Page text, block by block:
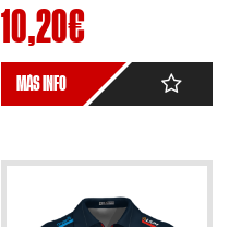
10,20€
MÁS INFO